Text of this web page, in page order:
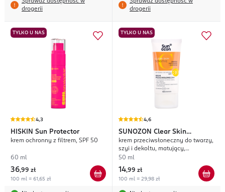
drogerii
drogerii
TYLKO U NAS
4,3
HISKIN Sun Protector
krem ochronny z filtrem, SPF 50
60 ml
36,99 zł
100 ml = 61,65 zł
TYLKO U NAS
4,6
SUNOZON Clear Skin
Sensitive
krem przeciwsłoneczny do twarzy,
szyi i dekoltu, matujący,
wodoodporny, UVA+UVB, SPF 30;
50 ml
14,99 zł
100 ml = 29,98 zł